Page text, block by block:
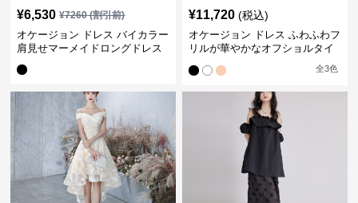
¥6,530 ¥7260(割引前)
オケージョン ドレス バイカラー
肩見せマーメイドロングドレス
¥11,720 (税込)
オケージョン ドレス ふわふわフ
リルが華やかなオフショルタイ
全3色